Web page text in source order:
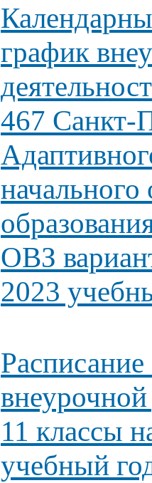
график
467 Санкт-
ОВЗ
2023
11 классы
учебный